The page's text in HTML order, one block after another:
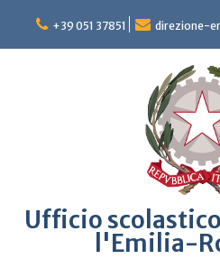
content
+39 051 37851 direzione-
Ufficio
l'Emilia-